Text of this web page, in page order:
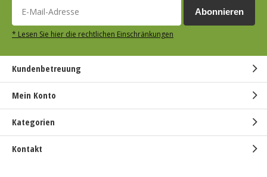
Abonnieren
* Lesen Sie hier die rechtlichen Einschränkungen
Kundenbetreuung
Mein Konto
Kategorien
Kontakt